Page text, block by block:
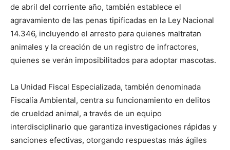
de abril del corriente año, también establece el
agravamiento de las penas tipificadas en la Ley Nacional
14.346, incluyendo el arresto para quienes maltratan
animales y la creación de un registro de infractores,
quienes se verán imposibilitados para adoptar mascotas.
La Unidad Fiscal Especializada, también denominada
Fiscalía Ambiental, centra su funcionamiento en delitos
de crueldad animal, a través de un equipo
interdisciplinario que garantiza investigaciones rápidas y
sanciones efectivas, otorgando respuestas más ágiles